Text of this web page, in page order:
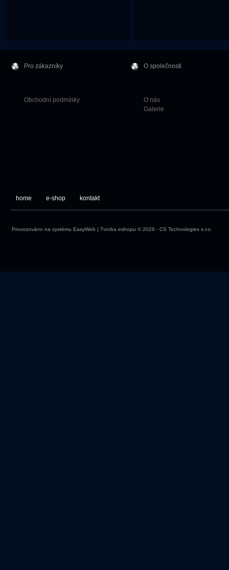
Pro zákazníky
Obchodní podmínky
O společnosti
O nás
Galerie
home e-shop kontakt
Provozováno na systému EasyWeb | Tvorba eshopu © 2026 - CS Technologies s.r.o.